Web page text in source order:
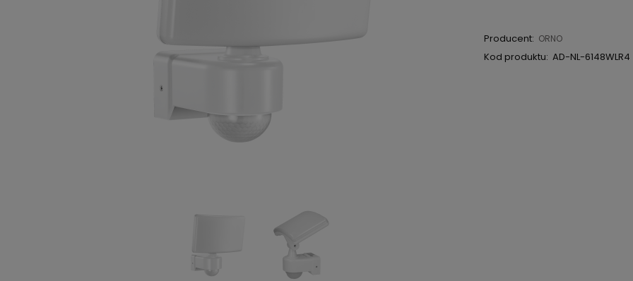
Producent: ORNO
Kod produktu: AD-NL-6148WLR4